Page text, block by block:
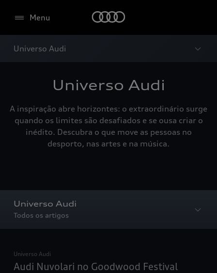
Menu
Universo Audi
Universo Audi
A inspiração abre horizontes: o extraordinário surge
quando os limites são desafiados e se ousa criar o
inédito. Descubra o que move as pessoas no
desporto, nas artes e na música.
Universo Audi
Todos os artigos
Universo Audi
Audi Nuvolari no Goodwood Festival